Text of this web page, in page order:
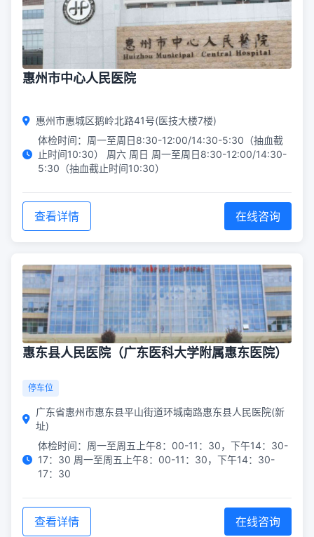
惠州市中心人民医院
惠州市惠城区鹅岭北路41号(医技大楼7楼)
体检时间：周一至周日8:30-12:00/14:30-5:30（抽血截
止时间10:30） 周六 周日 周一至周日8:30-12:00/14:30-
5:30（抽血截止时间10:30）
查看详情 在线咨询
惠东县人民医院（广东医科大学附属惠东医院）
停车位
广东省惠州市惠东县平山街道环城南路惠东县人民医院(新
址)
体检时间：周一至周五上午8：00-11：30，下午14：30-
17：30 周一至周五上午8：00-11：30，下午14：30-
17：30
查看详情 在线咨询